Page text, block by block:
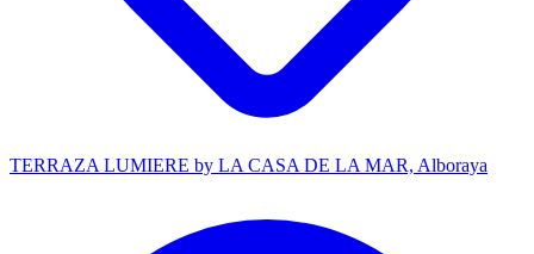
TERRAZA LUMIERE by LA CASA DE LA MAR, Alboraya